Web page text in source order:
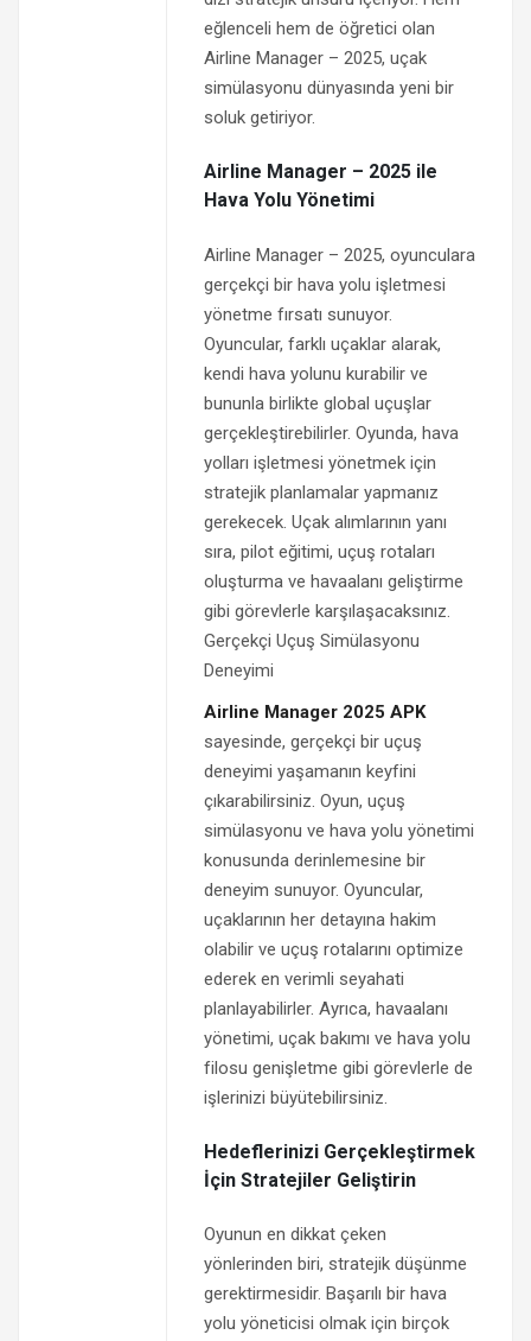
eğlenceli hem de öğretici olan
Airline Manager – 2025, uçak
simülasyonu dünyasında yeni bir
soluk getiriyor.
Airline Manager – 2025 ile
Hava Yolu Yönetimi
Airline Manager – 2025, oyunculara
gerçekçi bir hava yolu işletmesi
yönetme fırsatı sunuyor.
Oyuncular, farklı uçaklar alarak,
kendi hava yolunu kurabilir ve
bununla birlikte global uçuşlar
gerçekleştirebilirler. Oyunda, hava
yolları işletmesi yönetmek için
stratejik planlamalar yapmanız
gerekecek. Uçak alımlarının yanı
sıra, pilot eğitimi, uçuş rotaları
oluşturma ve havaalanı geliştirme
gibi görevlerle karşılaşacaksınız.
Gerçekçi Uçuş Simülasyonu
Deneyimi
Airline Manager 2025 APK
sayesinde, gerçekçi bir uçuş
deneyimi yaşamanın keyfini
çıkarabilirsiniz. Oyun, uçuş
simülasyonu ve hava yolu yönetimi
konusunda derinlemesine bir
deneyim sunuyor. Oyuncular,
uçaklarının her detayına hakim
olabilir ve uçuş rotalarını optimize
ederek en verimli seyahati
planlayabilirler. Ayrıca, havaalanı
yönetimi, uçak bakımı ve hava yolu
filosu genişletme gibi görevlerle de
işlerinizi büyütebilirsiniz.
Hedeflerinizi Gerçekleştirmek
İçin Stratejiler Geliştirin
Oyunun en dikkat çeken
yönlerinden biri, stratejik düşünme
gerektirmesidir. Başarılı bir hava
yolu yöneticisi olmak için birçok